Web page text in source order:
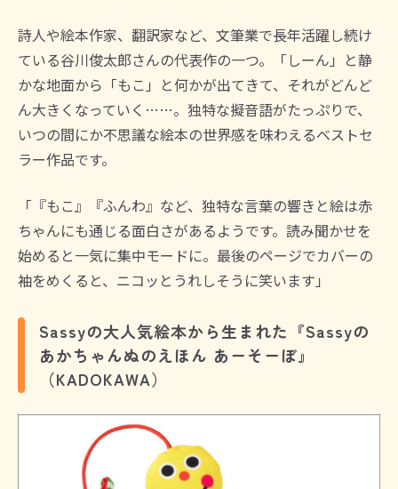
詩人や絵本作家、翻訳家など、文筆業で長年活躍し続け
ている谷川俊太郎さんの代表作の一つ。「しーん」と静
かな地面から「もこ」と何かが出てきて、それがどんど
ん大きくなっていく……。独特な擬音語がたっぷりで、
いつの間にか不思議な絵本の世界感を味わえるベストセ
ラー作品です。
「『もこ』『ふんわ』など、独特な言葉の響きと絵は赤
ちゃんにも通じる面白さがあるようです。読み聞かせを
始めると一気に集中モードに。最後のページでカバーの
袖をめくると、ニコッとうれしそうに笑います」
Sassyの大人気絵本から生まれた『Sassyの
あかちゃんぬのえほん あーそーぼ』
（KADOKAWA）